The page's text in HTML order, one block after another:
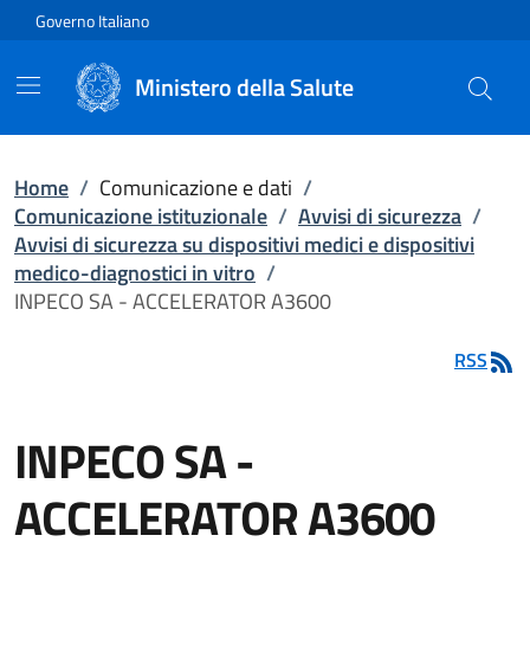
Vai direttamente al contenuto
Governo Italiano
Ministero della Salute
Home / Comunicazione e dati /
Comunicazione istituzionale / Avvisi di sicurezza /
Avvisi di sicurezza su dispositivi medici e dispositivi
medico-diagnostici in vitro /
INPECO SA - ACCELERATOR A3600
RSS
INPECO SA -
ACCELERATOR A3600